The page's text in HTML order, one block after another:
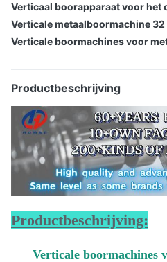
Verticaal boorapparaat voor het
Verticale metaalboormachine 32
Verticale boormachines voor
Productbeschrijving
Productbeschrijving:
Verticale boormachines